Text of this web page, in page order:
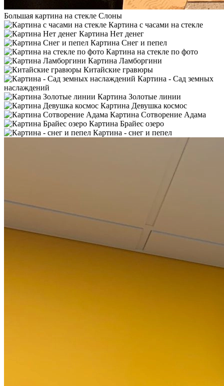
Большая картина на стекле Слоны
Картина с часами на стекле
Картина Нет денег
Картина Снег и пепел
Картина на стекле по фото
Картина Ламборгини
Китайские гравюры
Картина - Сад земных
наслаждений
Картина Золотые линии
Картина Девушка космос
Картина Сотворение Адама
Картина Брайес озеро
Картина - снег и пепел